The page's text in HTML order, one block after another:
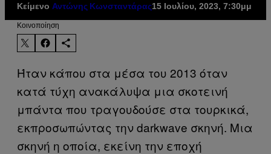
Κείμενο Αντώνης Κωνσταντάρας15 Ιουλίου, 2023, 7:30μμ
Kοινοποίηση
Ήταν κάπου στα μέσα του 2013 όταν
κατά τύχη ανακάλυψα μια σκοτεινή
μπάντα που τραγουδούσε στα τουρκικά,
εκπροσωπώντας την darkwave σκηνή. Μια
σκηνή η οποία, εκείνη την εποχή